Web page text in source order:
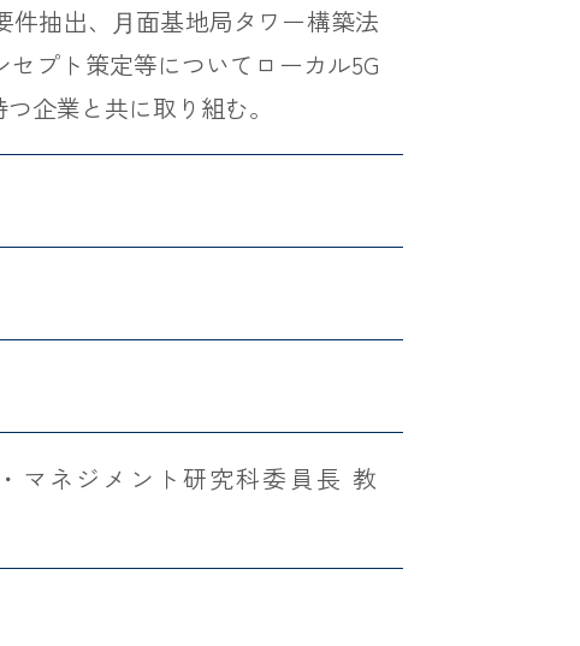
件抽出、⽉面基地局タワー構築法
プト策定等についてローカル5G
企業と共に取り組む。
マネジメント研究科委員長 教